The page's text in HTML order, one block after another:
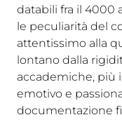
databili fra il 4000
le peculiarità del
attentissimo alla
lontano dalla
accademiche, più
emotivo e
documentazione